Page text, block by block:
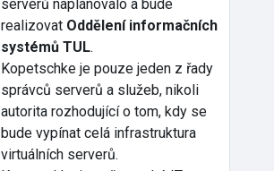
serverů naplánovalo a bude
realizovat Oddělení informačních
systémů TUL.
Kopetschke je pouze jeden z řady
správců serverů a služeb, nikoli
autorita rozhodující o tom, kdy se
bude vypínat celá infrastruktura
virtuálních serverů.